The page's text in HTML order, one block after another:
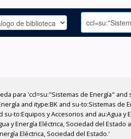
para 'ccl=su:"Sistemas de Energía" and
and itype:BK and su-to:Sistemas de
su-to:Equipos y Accesorios and au:Agua
y Energía Eléctrica, Sociedad del
Eléctrica, Sociedad del Estado.'